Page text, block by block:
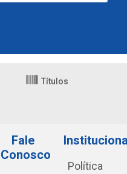
Títulos
Fale
Conosco
Política